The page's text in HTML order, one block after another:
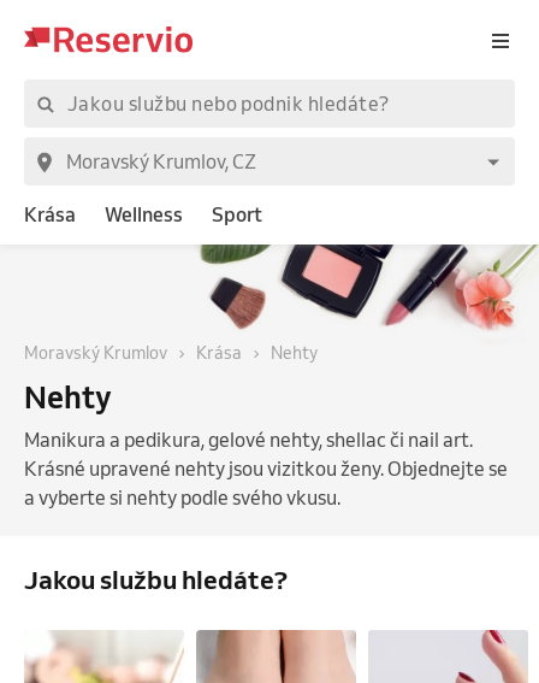
Krása Wellness Sport
Moravský Krumlov Krása Nehty
Nehty
Manikura a pedikura, gelové nehty, shellac či nail art.
Krásné upravené nehty jsou vizitkou ženy. Objednejte se
a vyberte si nehty podle svého vkusu.
Jakou službu hledáte?